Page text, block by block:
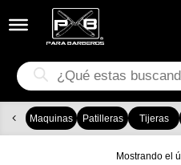
Búsqueda
de
productos
Maquinas Patilleras Tijeras
Mostrando el